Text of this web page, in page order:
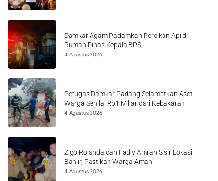
Damkar Agam Padamkan Percikan Api di
Rumah Dinas Kepala BPS
4 Agustus 2026
Petugas Damkar Padang Selamatkan Aset
Warga Senilai Rp1 Miliar dari Kebakaran
4 Agustus 2026
Zigo Rolanda dan Fadly Amran Sisir Lokasi
Banjir, Pastikan Warga Aman
4 Agustus 2026